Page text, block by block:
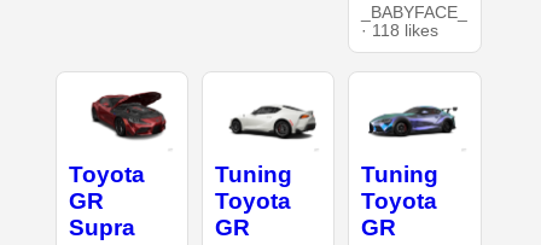
_BABYFACE_
· 118 likes
Toyota
GR
Supra
Tuning
Toyota
GR
Tuning
Toyota
GR